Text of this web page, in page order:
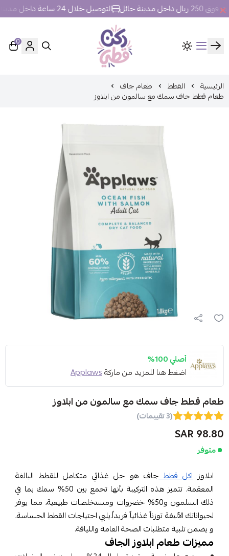
مدينة حائل التوصيل خلال 24 ساعة داخل مدينة حائل.
ركن قطي
0
الرئيسية القطط طعام جاف
طعام قطط جاف سمك مع سالمون من ابلاوز
أصلي 100%
اضغط هنا للمزيد من ماركةApplaws
طعام قطط جاف سمك مع سالمون من ابلاوز
(3 تقييمات)
98.80 SAR
متوفر
ابلاوزاكل قططجاف هو حل غذائي متكامل للقطط البالغة
المعقمة. تتميز هذه التركيبة بأنها تجمع بين 50% سمك بما في
ذلك السلمون و50% خضروات ومستخلصات طبيعية، مما يوفر
لحيواناتك الأليفة توزناً غذائياً فريداً.يلبي احتياجات القطط الحساسة،
و يضمن تلبية متطلبات الصحة العامة واللياقة.
مميزات طعام ابلاوز الجاف